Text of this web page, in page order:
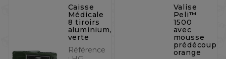
Caisse
Médicale
8 tiroirs
aluminium,
verte
Référence
Valise
Peli™
1500
avec
mousse
orange